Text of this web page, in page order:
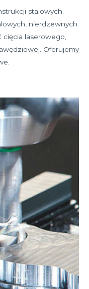
stalowych.
nierdzewnych
cięcia laserowego,
Oferujemy